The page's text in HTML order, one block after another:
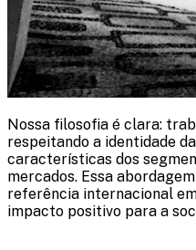
Nossa filosofia é clara:
respeitando a identidade
características dos
mercados. Essa
referência internacional
impacto positivo para a